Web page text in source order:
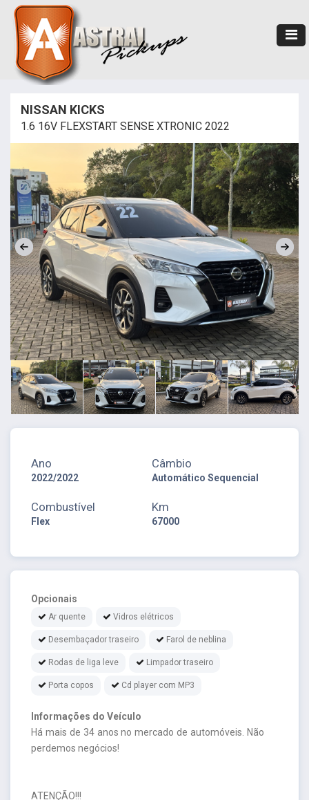
NISSAN KICKS
1.6 16V FLEXSTART SENSE XTRONIC 2022
Ano
2022/2022
Câmbio
Automático Sequencial
Combustível
Flex
Km
67000
Opcionais
Ar quente Vidros elétricos
Desembaçador traseiro Farol de neblina
Rodas de liga leve Limpador traseiro
Porta copos Cd player com MP3
Informações do Veículo
Há mais de 34 anos no mercado de automóveis. Não
perdemos negócios!
ATENÇÃO!!!